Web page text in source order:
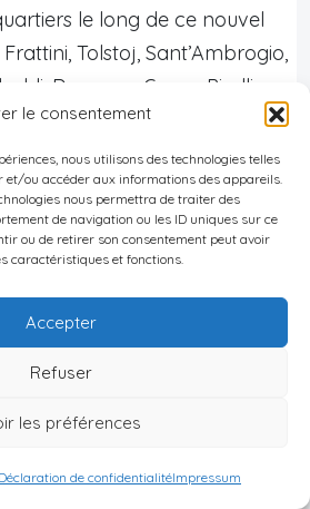
le consentement
nous utilisons des technologies telles
et/ou accéder aux informations des appareils.
nous permettra de traiter des
de navigation ou les ID uniques sur ce
ou de retirer son consentement peut avoir
caractéristiques et fonctions.
Accepter
Refuser
les préférences
Déclaration de confidentialitéImpressum
le long de ce nouvel
Tolstoj, Sant’Ambrogio,
Dergano, Greco-Pirelli –
des zones de
Croissance
annuelle projetée